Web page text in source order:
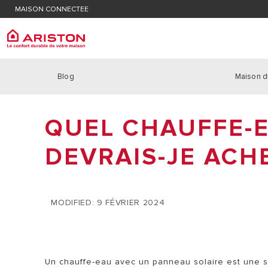
MAISON CONNECTEE
Trouver un technicien SAV Avis
Avis important : chauffe-eau électrique
ARISTON GROUP
LE GROUPE
NOUS REJOINDRE
PRODUITS | CATEGORIES
CHAUFFAGE
THERMOSTATS POMPE À
Blog Maison
QUEL CHAUFFE-
DEVRAIS-JE
MODIFIED: 9 FÉVRIER 2024
Un chauffe-eau avec un panneau solaire est une